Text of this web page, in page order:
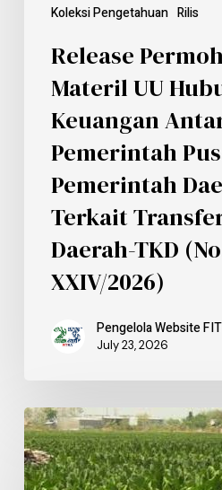
Koleksi Pengetahuan Rilis
Release
Materil UU
Keuangan
Pemerintah
Pemerintah
Terkait
Daerah-TKD
XXIV/2026)
Pengelola Website
July 23, 2026